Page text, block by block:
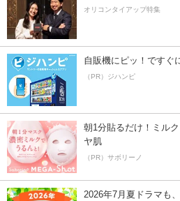
オリコンタイアップ特集
自販機にピッ！ですぐ
（PR）ジハンピ
朝1分貼るだけ！ミル
ヤ肌
（PR）サボリーノ
2026年7月夏ドラマも